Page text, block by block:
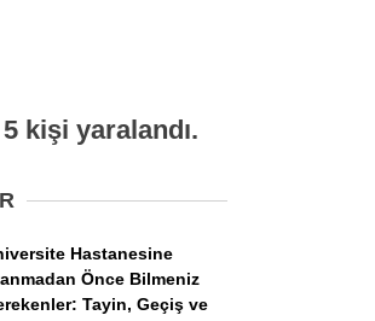
Tercih Robotu (Lisans)
kişi yaralandı.
Hastanesine
Önce Bilmeniz
Tayin, Geçiş ve